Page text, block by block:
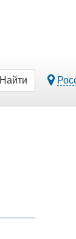
Найти